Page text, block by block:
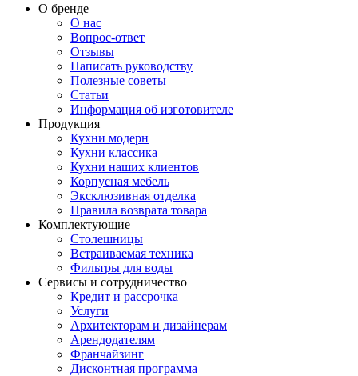
О бренде
О нас
Вопрос-ответ
Отзывы
Написать руководству
Полезные советы
Статьи
Информация об изготовителе
Продукция
Кухни модерн
Кухни классика
Кухни наших клиентов
Корпусная мебель
Эксклюзивная отделка
Правила возврата товара
Комплектующие
Столешницы
Встраиваемая техника
Фильтры для воды
Сервисы и сотрудничество
Кредит и рассрочка
Услуги
Архитекторам и дизайнерам
Арендодателям
Франчайзинг
Дисконтная программа